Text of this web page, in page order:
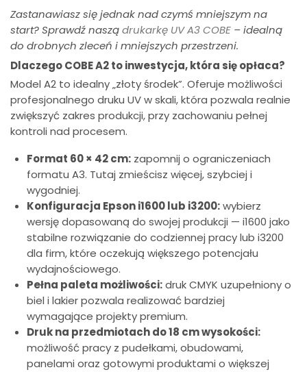
Zastanawiasz się jednak nad czymś mniejszym na
start? Sprawdź nasządrukarkę UV A3 COBE – idealną
do drobnych zleceń i mniejszych przestrzeni.
Dlaczego COBE A2 to inwestycja, która się opłaca?
Model A2 to idealny „złoty środek”. Oferuje możliwości
profesjonalnego druku UV w skali, która pozwala realnie
zwiększyć zakres produkcji, przy zachowaniu pełnej
kontroli nad procesem.
Format 60 × 42 cm: zapomnij o ograniczeniach
formatu A3. Tutaj zmieścisz więcej, szybciej i
wygodniej.
Konfiguracja Epson i1600 lub i3200:wybierz
wersję dopasowaną do swojej produkcji — i1600 jako
stabilne rozwiązanie do codziennej pracy lub i3200
dla firm, które oczekują większego potencjału
wydajnościowego.
Pełna paleta możliwości:druk CMYK uzupełniony o
biel i lakier pozwala realizować bardziej
wymagające projekty premium.
Druk na przedmiotach do 18 cm wysokości:
możliwość pracy z pudełkami, obudowami,
panelami oraz gotowymi produktami o większej